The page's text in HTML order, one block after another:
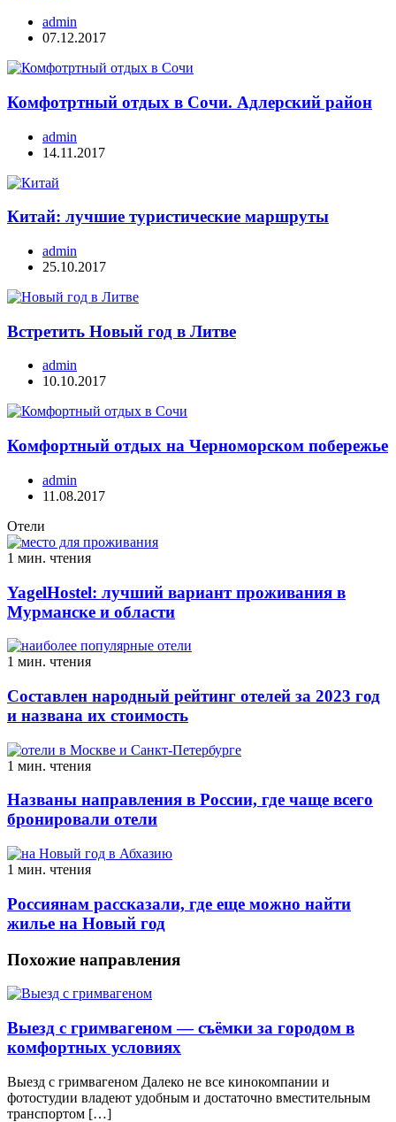
admin
07.12.2017
Комфотртный отдых в Сочи. Адлерский район
admin
14.11.2017
Китай: лучшие туристические маршруты
admin
25.10.2017
Встретить Новый год в Литве
admin
10.10.2017
Комфортный отдых на Черноморском побережье
admin
11.08.2017
Отели
1 мин. чтения
YagelHostel: лучший вариант проживания в
Мурманске и области
1 мин. чтения
Составлен народный рейтинг отелей за 2023 год
и названа их стоимость
1 мин. чтения
Названы направления в России, где чаще всего
бронировали отели
1 мин. чтения
Россиянам рассказали, где еще можно найти
жилье на Новый год
Похожие направления
Выезд с гримвагеном — съёмки за городом в
комфортных условиях
Выезд с гримвагеном Далеко не все кинокомпании и
фотостудии владеют удобным и достаточно вместительным
транспортом […]